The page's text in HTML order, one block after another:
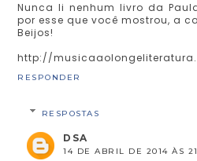
Nunca li nenhum livro da
por esse que você mostrou, a
Beijos!
http://
RESPONDER
RESPOSTAS
DSA
14 DE ABRIL DE 2014 ÀS